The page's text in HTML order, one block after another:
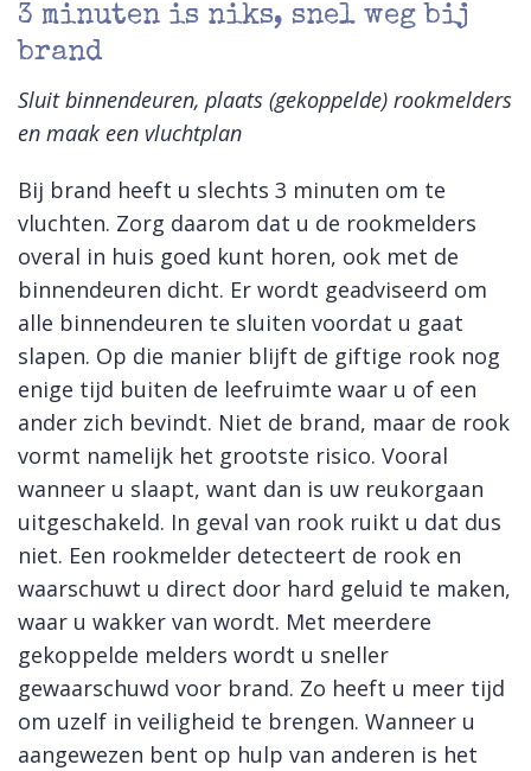
3 minuten is niks, snel weg bij
brand
Sluit binnendeuren, plaats (gekoppelde) rookmelders
en maak een vluchtplan
Bij brand heeft u slechts 3 minuten om te
vluchten. Zorg daarom dat u de rookmelders
overal in huis goed kunt horen, ook met de
binnendeuren dicht. Er wordt geadviseerd om
alle binnendeuren te sluiten voordat u gaat
slapen. Op die manier blijft de giftige rook nog
enige tijd buiten de leefruimte waar u of een
ander zich bevindt. Niet de brand, maar de rook
vormt namelijk het grootste risico. Vooral
wanneer u slaapt, want dan is uw reukorgaan
uitgeschakeld. In geval van rook ruikt u dat dus
niet. Een rookmelder detecteert de rook en
waarschuwt u direct door hard geluid te maken,
waar u wakker van wordt. Met meerdere
gekoppelde melders wordt u sneller
gewaarschuwd voor brand. Zo heeft u meer tijd
om uzelf in veiligheid te brengen. Wanneer u
aangewezen bent op hulp van anderen is het